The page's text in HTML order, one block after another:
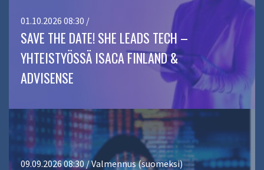
01.10.2026 08:30 /
SAVE THE DATE! SHE LEADS TECH –
YHTEISTYÖSSÄ ISACA FINLAND &
ADVISENSE
09.09.2026 08:30 / Valmennus (suomeksi)